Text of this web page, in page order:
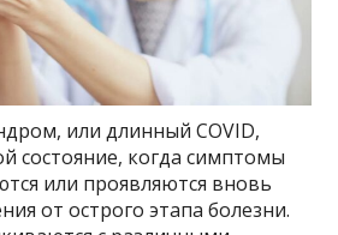
или длинный COVID,
состояние, когда симптомы
или проявляются вновь
от острого этапа болезни.